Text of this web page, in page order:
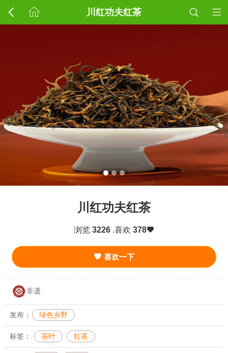
川红功夫红茶
川红功夫红茶
浏览 3226.喜欢 378
喜欢一下
非遗
发布： 绿色乡野
标签： 茶叶 红茶